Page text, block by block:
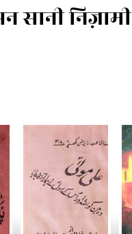
सानी निज़ामी